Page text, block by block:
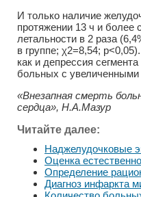
И только наличие
протяжении 13 ч и более
летальности в 2 раза
в группе; χ2=8,54;
как и депрессия
больных с
«Внезапная смерть
сердца», Н.А.Мазур
Читайте далее:
Наджелудочковые
Оценка
Определение
Диагноз инфаркта